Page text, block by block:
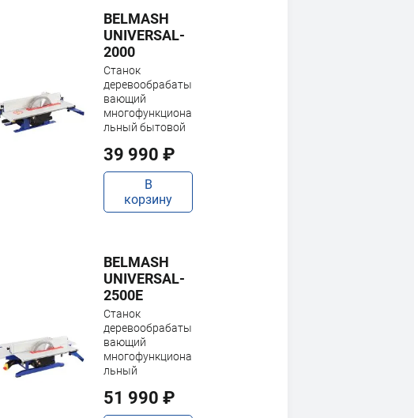
BELMASH
UNIVERSAL-
2000
Станок
деревообрабаты
вающий
многофункциона
льный бытовой
39 990 ₽
В
корзину
BELMASH
UNIVERSAL-
2500E
Станок
деревообрабаты
вающий
многофункциона
льный
51 990 ₽